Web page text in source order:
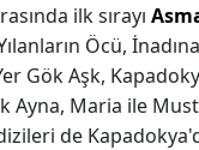
ilk sırayı
Öcü,
Gök Aşk,
Ayna, Maria ile
de